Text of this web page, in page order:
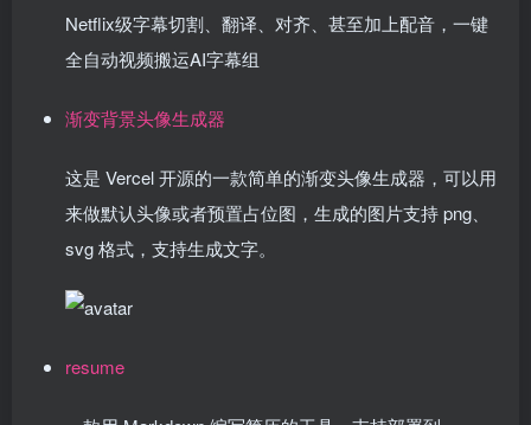
Netflix级字幕切割、翻译、对齐、甚至加上配音，一键
全自动视频搬运AI字幕组
渐变背景头像生成器
这是 Vercel 开源的一款简单的渐变头像生成器，可以用
来做默认头像或者预置占位图，生成的图片支持 png、
svg 格式，支持生成文字。
resume